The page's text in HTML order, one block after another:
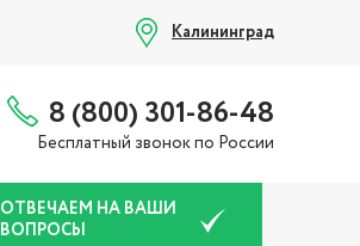
Калининград
8 (800) 301-86-48
Бесплатный звонок по России
ОТВЕЧАЕМ НА ВАШИ
ВОПРОСЫ